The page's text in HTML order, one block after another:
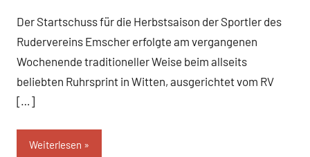
Der Startschuss für die Herbstsaison der Sportler des
Rudervereins Emscher erfolgte am vergangenen
Wochenende traditioneller Weise beim allseits
beliebten Ruhrsprint in Witten, ausgerichtet vom RV
[…]
Weiterlesen